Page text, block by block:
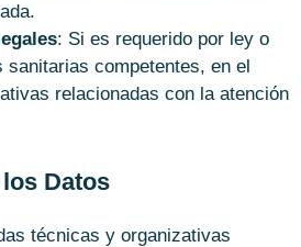
: Si es requerido por ley o
sanitarias competentes, en el
relacionadas con la atención
Datos
técnicas y organizativas